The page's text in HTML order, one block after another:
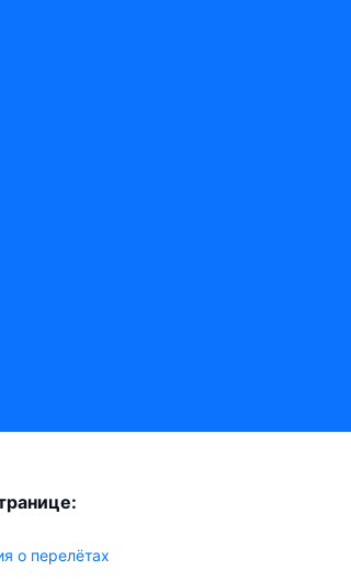
о перелётах